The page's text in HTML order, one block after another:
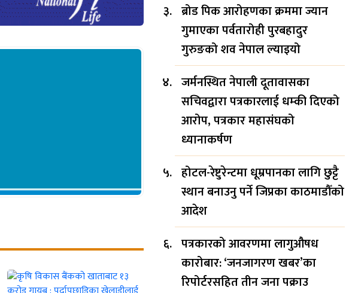
ब्रोड पिक आरोहणका क्रममा ज्यान
गुमाएका पर्वतारोही पुरबहादुर
गुरुङको शव नेपाल ल्याइयो
जर्मनस्थित नेपाली दूतावासका
सचिवद्वारा पत्रकारलाई धम्की दिएको
आरोप, पत्रकार महासंघको
ध्यानाकर्षण
होटल-रेष्टुरेन्टमा धूम्रपानका लागि छुट्टै
स्थान बनाउनु पर्ने जिप्रका काठमाडौँको
आदेश
पत्रकारको आवरणमा लागुऔषध
कारोबार: ‘जनजागरण खबर’का
रिपोर्टरसहित तीन जना पक्राउ